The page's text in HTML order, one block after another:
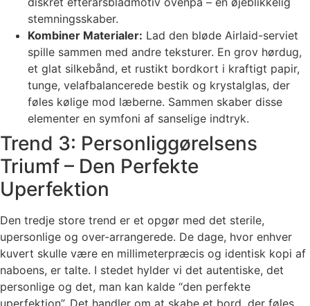
stemningsskaber.
Kombiner Materialer: Lad den bløde Airlaid-serviet
spille sammen med andre teksturer. En grov hørdug,
et glat silkebånd, et rustikt bordkort i kraftigt papir,
tunge, velafbalancerede bestik og krystalglas, der
føles kølige mod læberne. Sammen skaber disse
elementer en symfoni af sanselige indtryk.
Trend 3: Personliggørelsens
Triumf – Den Perfekte
Uperfektion
Den tredje store trend er et opgør med det sterile,
upersonlige og over-arrangerede. De dage, hvor enhver
kuvert skulle være en millimeterpræcis og identisk kopi af
naboens, er talte. I stedet hylder vi det autentiske, det
personlige og det, man kan kalde “den perfekte